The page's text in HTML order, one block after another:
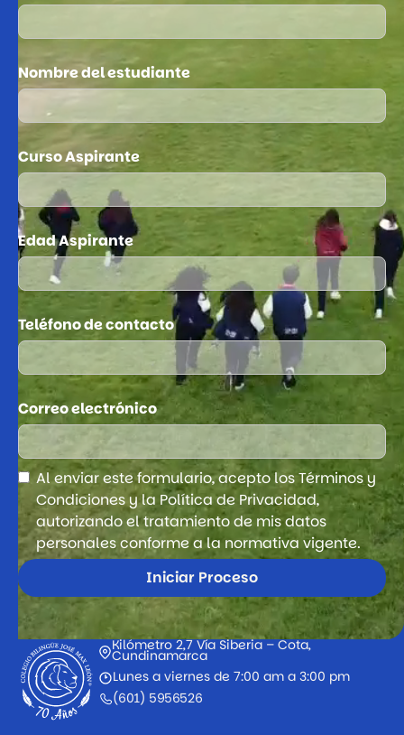
Nombre del estudiante
Curso Aspirante
Edad Aspirante
Teléfono de contacto
Correo electrónico
Al enviar este formulario, acepto los Términos y
Condiciones y la Política de Privacidad,
autorizando el tratamiento de mis datos
personales conforme a la normativa vigente.
Kilómetro 2,7 Vía Siberia – Cota,
Cundinamarca
Lunes a viernes de 7:00 am a 3:00 pm
(601) 5956526